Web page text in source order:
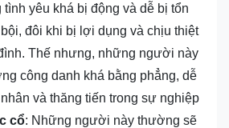
yêu khá bị động và dễ bị tổn
đôi khi bị lợi dụng và chịu thiệt
Thế nhưng, những người này
công danh khá bằng phẳng, dễ
và thăng tiến trong sự nghiệp
cổ: Những người này thường sẽ